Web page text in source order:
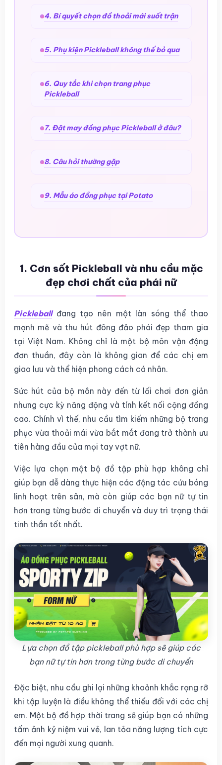
4. Bí quyết chọn đồ thoải mái suốt trận
5. Phụ kiện Pickleball không thể bỏ qua
6. Quy tắc khi chọn trang phục
Pickleball
7. Đặt may đồng phục Pickleball ở đâu?
8. Câu hỏi thường gặp
9. Mẫu áo đồng phục tại Potato
1. Cơn sốt Pickleball và nhu cầu mặc
đẹp chơi chất của phái nữ
Pickleballđang tạo nên một làn sóng thể thao
mạnh mẽ và thu hút đông đảo phái đẹp tham gia
tại Việt Nam. Không chỉ là một bộ môn vận động
đơn thuần, đây còn là không gian để các chị em
giao lưu và thể hiện phong cách cá nhân.
Sức hút của bộ môn này đến từ lối chơi đơn giản
nhưng cực kỳ năng động và tính kết nối cộng đồng
cao. Chính vì thế, nhu cầu tìm kiếm những bộ trang
phục vừa thoải mái vừa bắt mắt đang trở thành ưu
tiên hàng đầu của mọi tay vợt nữ.
Việc lựa chọn một bộ đồ tập phù hợp không chỉ
giúp bạn dễ dàng thực hiện các động tác cứu bóng
linh hoạt trên sân, mà còn giúp các bạn nữ tự tin
hơn trong từng bước di chuyển và duy trì trạng thái
tinh thần tốt nhất.
Lựa chọn đồ tập pickleball phù hợp sẽ giúp các
bạn nữ tự tin hơn trong từng bước di chuyển
Đặc biệt, nhu cầu ghi lại những khoảnh khắc rạng rỡ
khi tập luyện là điều không thể thiếu đối với các chị
em. Một bộ đồ hợp thời trang sẽ giúp bạn có những
tấm ảnh kỷ niệm vui vẻ, lan tỏa năng lượng tích cực
đến mọi người xung quanh.